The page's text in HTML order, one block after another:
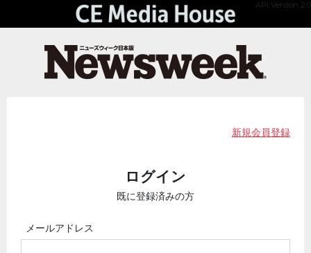
API Version 2.0
新規会員登録
ログイン
既に登録済みの方
メールアドレス